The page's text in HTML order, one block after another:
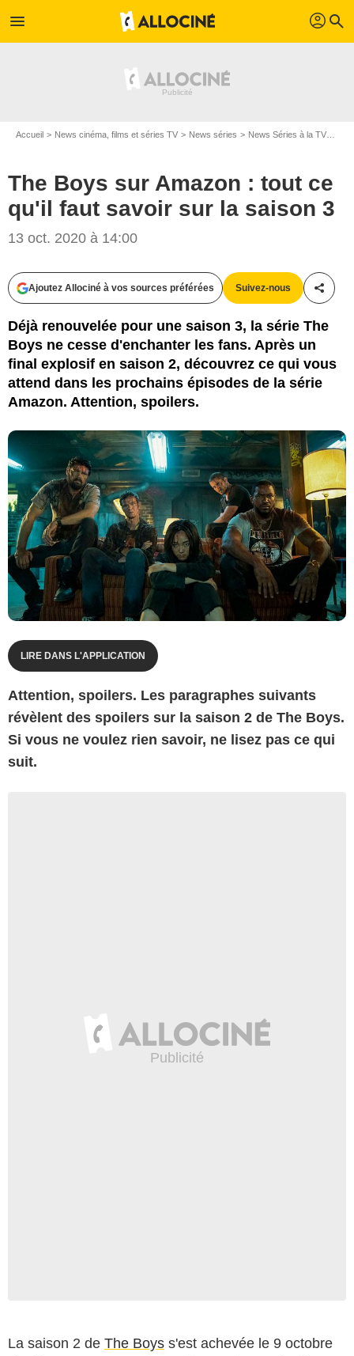
menu profil search
Accueil News cinéma, films et séries TV News séries News Séries à la TV
The Boys sur Amazon : tout ce
qu'il faut savoir sur la saison 3
13 oct. 2020 à 14:00
Ajoutez Allociné à vos sources préférées Suivez-nous
Déjà renouvelée pour une saison 3, la série The
Boys ne cesse d'enchanter les fans. Après un
final explosif en saison 2, découvrez ce qui vous
attend dans les prochains épisodes de la série
Amazon. Attention, spoilers.
LIRE DANS L'APPLICATION
Attention, spoilers. Les paragraphes suivants
révèlent des spoilers sur la saison 2 de The Boys.
Si vous ne voulez rien savoir, ne lisez pas ce qui
suit.
La saison 2 de The Boys s'est achevée le 9 octobre